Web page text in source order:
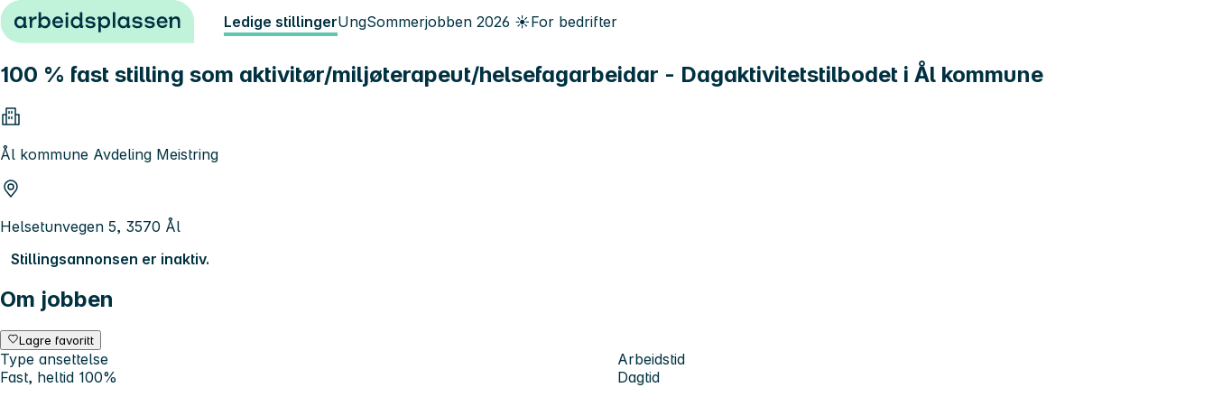
Hopp til innhold Ledige stillingerUngSommerjobben 2026 ☀️For bedrifter
100 % fast stilling som aktivitør/miljøterapeut/helsefagarbeidar - Dagaktivitetstilbodet i Ål kommune
Ål kommune Avdeling Meistring
Helsetunvegen 5, 3570 Ål
Stillingsannonsen er inaktiv.
Om jobben
Lagre favoritt
Type ansettelse
Fast, heltid 100%
Arbeidstid
Dagtid